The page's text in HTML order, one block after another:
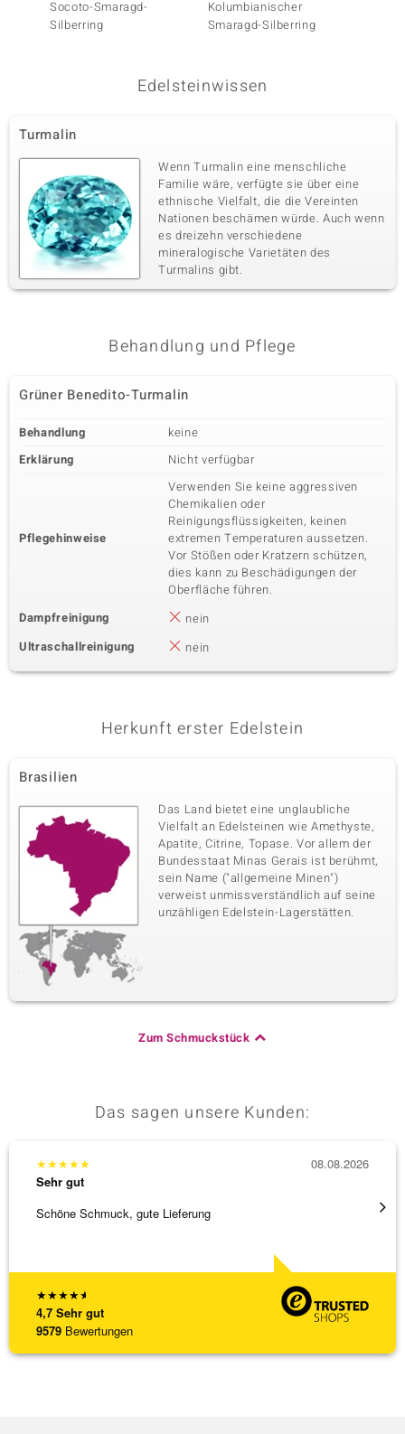
Socoto-Smaragd-
Silberring
Kolumbianischer
Smaragd-Silberring
Edelsteinwissen
Turmalin
Wenn Turmalin eine menschliche
Familie wäre, verfügte sie über eine
ethnische Vielfalt, die die Vereinten
Nationen beschämen würde. Auch wenn
es dreizehn verschiedene
mineralogische Varietäten des
Turmalins gibt.
Behandlung und Pflege
Grüner Benedito-Turmalin
Behandlung
keine
Erklärung
Nicht verfügbar
Pflegehinweise
Verwenden Sie keine aggressiven
Chemikalien oder
Reinigungsflüssigkeiten, keinen
extremen Temperaturen aussetzen.
Vor Stößen oder Kratzern schützen,
dies kann zu Beschädigungen der
Oberfläche führen.
Dampfreinigung
nein
Ultraschallreinigung
nein
Herkunft erster Edelstein
Brasilien
Das Land bietet eine unglaubliche
Vielfalt an Edelsteinen wie Amethyste,
Apatite, Citrine, Topase. Vor allem der
Bundesstaat Minas Gerais ist berühmt,
sein Name ("allgemeine Minen")
verweist unmissverständlich auf seine
unzähligen Edelstein-Lagerstätten.
Zum Schmuckstück
Das sagen unsere Kunden:
★★★★★
4,7 Sehr gut
9579 Bewertungen
★★★★★
Sehr gut
Schöne Schmuck, gute Lieferung
08.08.2026